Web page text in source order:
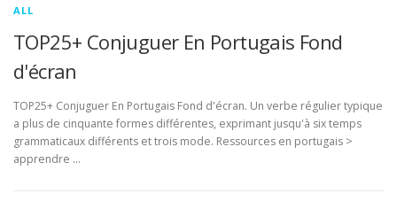
ALL
TOP25+ Conjuguer En Portugais Fond
d'écran
TOP25+ Conjuguer En Portugais Fond d'écran. Un verbe régulier typique
a plus de cinquante formes différentes, exprimant jusqu'à six temps
grammaticaux différents et trois mode. Ressources en portugais >
apprendre …